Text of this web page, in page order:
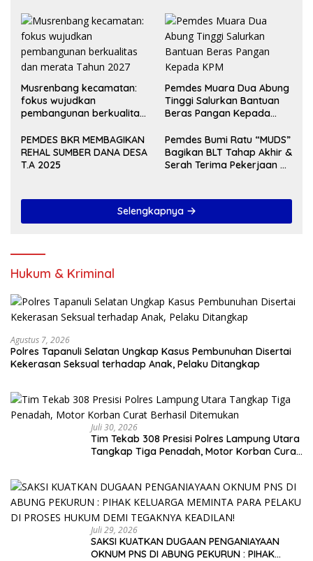
BULAN
Musrenbang kecamatan:
fokus wujudkan
pembangunan berkualitas
Pemdes Muara Dua Abung
Tinggi Salurkan Bantuan
Beras Pangan Kepada
PEMDES BKR MEMBAGIKAN
REHAL SUMBER DANA DESA
T.A 2025
Pemdes Bumi Ratu “MUDS”
Bagikan BLT Tahap Akhir &
Serah Terima Pekerjaan Di
Selengkapnya
Hukum & Kriminal
Agustus 7, 2026
Polres Tapanuli Selatan Ungkap Kasus Pembunuhan Disertai
Kekerasan Seksual terhadap Anak, Pelaku Ditangkap
Juli 30, 2026
Tim Tekab 308 Presisi Polres Lampung Utara
Tangkap Tiga Penadah, Motor Korban Curat
Juli 29, 2026
SAKSI KUATKAN DUGAAN PENGANIAYAAN
OKNUM PNS DI ABUNG PEKURUN : PIHAK